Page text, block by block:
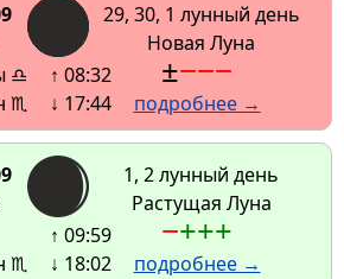
29, 30, 1 лунный день
Новая Луна
♎
♏
↑ 08:32
↓ 17:44
±−−−
подробнее →
1, 2 лунный день
Растущая Луна
♏
↑ 09:59
↓ 18:02
−+++
подробнее →